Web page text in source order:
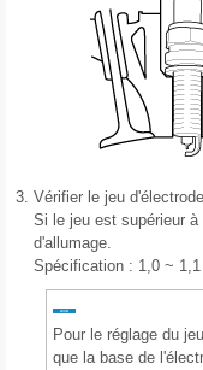
3. Vérifier le jeu
Si le jeu est supérieur
d'allumage.
Spécification : 1,0 ~
Pour le réglage du
que la base de